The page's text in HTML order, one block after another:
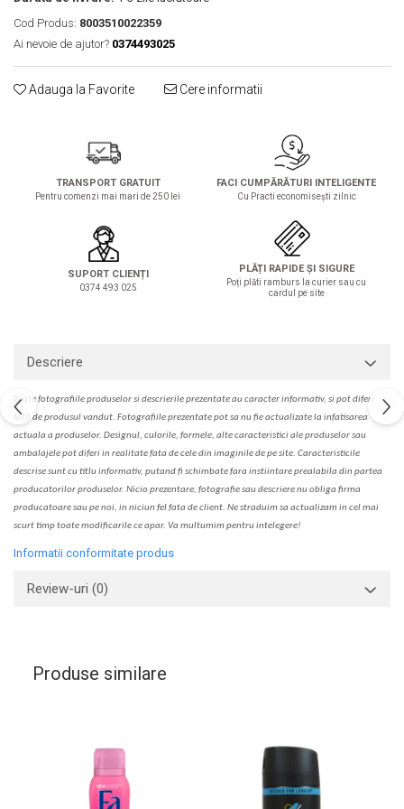
Solutie de indepartat rugina si
calcar
pentru par, masca de par
Cod Produs: 8003510022359
Ai nevoie de ajutor? 0374493025
Adauga la Favorite Cere informatii
TRANSPORT GRATUIT
Pentru comenzi mai mari de 250 lei
FACI CUMPĂRĂTURI INTELIGENTE
Cu Practi economisești zilnic
SUPORT CLIENȚI
0374 493 025
PLĂȚI RAPIDE ȘI SIGURE
Poți plăti ramburs la curier sau cu
cardul pe site
Descriere
Toate fotografiile produselorsidescrierileprezentate au caracter informativ, si pot diferi
fa
ă de produsul vandut. Fotografiile prezentate pot sa nu fie actualizate la infatisarea
actuala a produselor. Designul, culorile, formele, alte caracteristici ale produselor sau
ambalajele pot diferi in realitate fata de cele din imaginile de pe site. Caracteristicile
descrise sunt cu titlu informativ, putand fi schimbate fara instiintare prealabila din partea
producatorilor produselor. Nicio prezentare, fotografie sau descriere nu obliga firma
producatoare sau pe noi, in niciun fel fata de client. Ne straduim sa actualizam in cel mai
scurt timp toate modificarile ce apar. Va multumim pentru intelegere!
Informatii conformitate produs
Review-uri (0)
Produse similare